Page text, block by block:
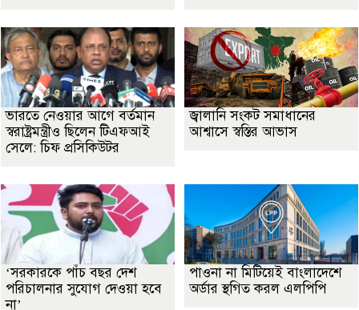
ভারতে নেওয়ার আগে বর্তমান
স্বরাষ্ট্রমন্ত্রীও ছিলেন টিএফআই
সেলে: চিফ প্রসিকিউটর
জ্বালানি সংকট সমাধানের
আশ্বাসে স্বস্তির আভাস
‘সরকারকে পাঁচ বছর দেশ
পরিচালনার সুযোগ দেওয়া হবে
না’
পাওনা না মিটিয়েই বাংলাদেশে
অর্ডার স্থগিত করল এলপিপি